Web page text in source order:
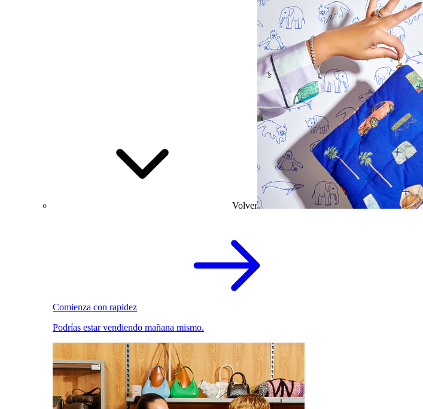
Volver
Comienza con rapidez
Podrías estar vendiendo mañana mismo.